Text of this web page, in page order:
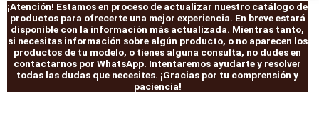
¡Atención! Estamos en proceso de actualizar nuestro catálogo de
productos para ofrecerte una mejor experiencia. En breve estará
disponible con la información más actualizada. Mientras tanto,
si necesitas información sobre algún producto, o no aparecen los
productos de tu modelo, o tienes alguna consulta, no dudes en
contactarnos por WhatsApp. Intentaremos ayudarte y resolver
todas las dudas que necesites. ¡Gracias por tu comprensión y
paciencia!